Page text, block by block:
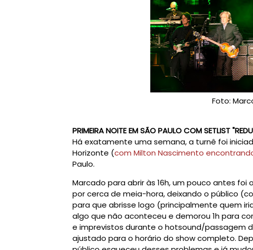
Foto:
PRIMEIRA NOITE EM SÃO PAULO COM SETLIST
Há exatamente uma semana, a turnê foi
Horizonte (com Milton Nascimento
Paulo.
Marcado para abrir às 16h, um pouco antes
por cerca de meia-hora, deixando o público
para que abrisse logo (principalmente quem
algo que não aconteceu e demorou 1h para
e imprevistos durante o hotsound/passagem
ajustado para o horário do show completo.